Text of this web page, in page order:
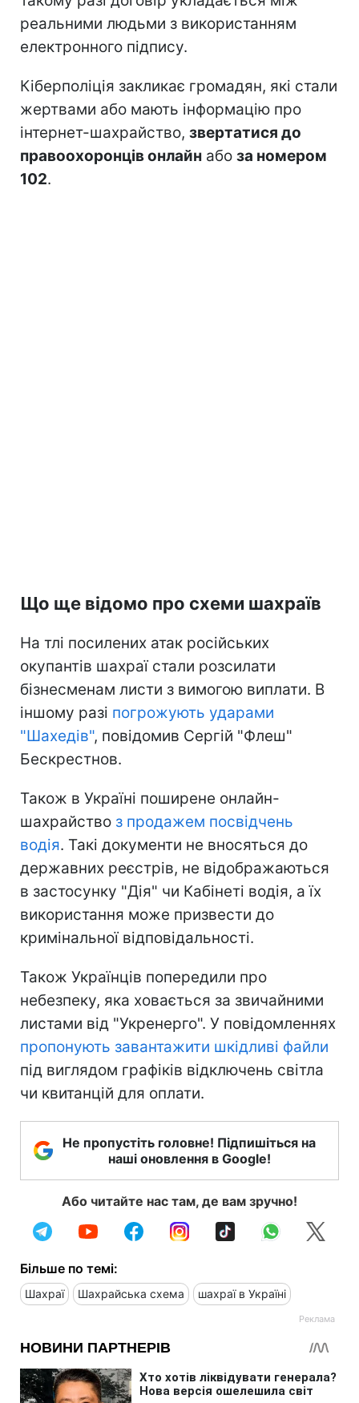
реальними людьми з використанням
електронного підпису.
Кіберполіція закликає громадян, які стали
жертвами або мають інформацію про
інтернет-шахрайство, звертатися до
правоохоронців онлайн або за номером
102.
Що ще відомо про схеми шахраїв
На тлі посилених атак російських
окупантів шахраї стали розсилати
бізнесменам листи з вимогою виплати. В
іншому разі погрожують ударами
"Шахедів", повідомив Сергій "Флеш"
Бескрестнов.
Також в Україні поширене онлайн-
шахрайство з продажем посвідчень
водія. Такі документи не вносяться до
державних реєстрів, не відображаються
в застосунку "Дія" чи Кабінеті водія, а їх
використання може призвести до
кримінальної відповідальності.
Також Українців попередили про
небезпеку, яка ховається за звичайними
листами від "Укренерго". У повідомленнях
пропонують завантажити шкідливі файли
під виглядом графіків відключень світла
чи квитанцій для оплати.
Не пропустіть головне! Підпишіться на
наші оновлення в Google!
Або читайте нас там, де вам зручно!
Більше по темі:
Шахраї Шахрайська схема шахраї в Україні